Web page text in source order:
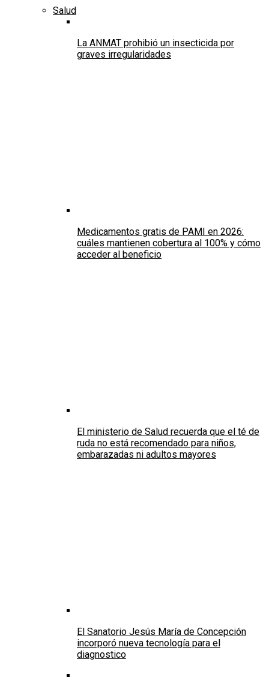
Salud
La ANMAT prohibió un insecticida por
graves irregularidades
Medicamentos gratis de PAMI en 2026:
cuáles mantienen cobertura al 100% y cómo
acceder al beneficio
El ministerio de Salud recuerda que el té de
ruda no está recomendado para niños,
embarazadas ni adultos mayores
El Sanatorio Jesús María de Concepción
incorporó nueva tecnología para el
diagnostico